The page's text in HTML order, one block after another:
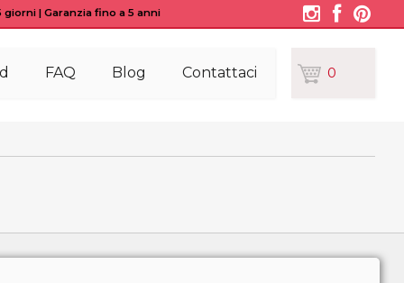
| Garanzia fino a 5 anni
FAQ Blog Contattaci 0